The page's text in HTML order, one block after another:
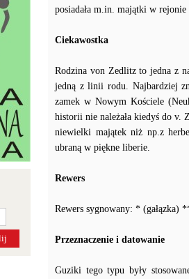
posiadała m.in. majątki w
Ciekawostka
Rodzina von Zedlitz to jedna z
jedną z linii rodu. Najbardziej
zamek w Nowym Kościele
historii nie należała kiedyś do v.
niewielki majątek niż np.z
ubraną w piękne liberie.
Rewers
Rewers sygnowany: *
Przeznaczenie i datowanie
Guziki tego typu były